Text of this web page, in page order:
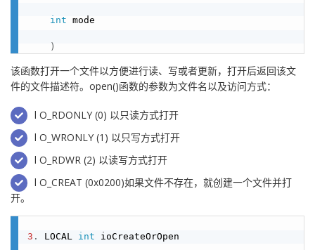
int mode
)
该函数打开一个文件以方便进行读、写或者更新，打开后返回该文
件的文件描述符。open()函数的参数为文件名以及访问方式：
l O_RDONLY (0) 以只读方式打开
l O_WRONLY (1) 以只写方式打开
l O_RDWR (2) 以读写方式打开
l O_CREAT (0x0200)如果文件不存在，就创建一个文件并打
开。
3 . LOCAL int ioCreateOrOpen